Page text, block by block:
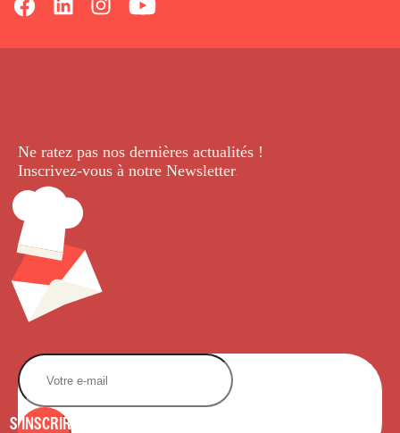
Ne ratez pas nos dernières actualités !
Inscrivez-vous à notre Newsletter.
S'INSCRIRE